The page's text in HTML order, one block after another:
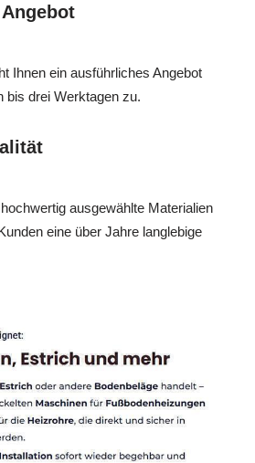
Ihnen ein ausführliches Angebot
bis drei Werktagen zu.
ausgewählte Materialien
eine über Jahre langlebige